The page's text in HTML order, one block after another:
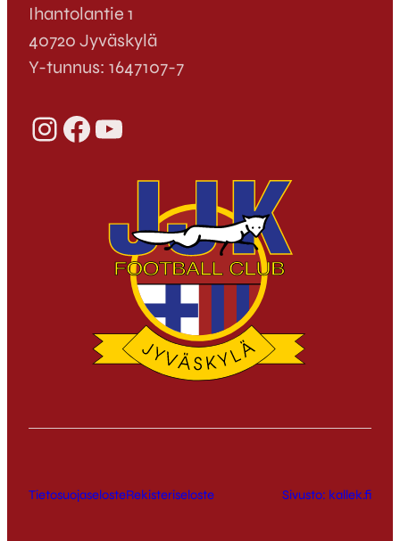
Ihantolantie 1
40720 Jyväskylä
Y-tunnus: 1647107-7
InstagramFacebook YouTube
TietosuojaselosteRekisteriseloste Sivusto: kallek.fi